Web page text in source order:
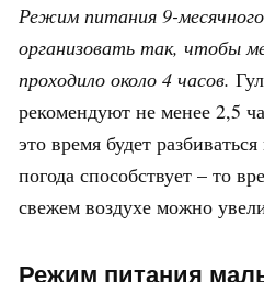
Режим питания 9-
организовать так, чтобы
проходило около 4 часов.
рекомендуют не менее 2,5
это время будет
погода способствует – то
свежем воздухе можно
Режим питания